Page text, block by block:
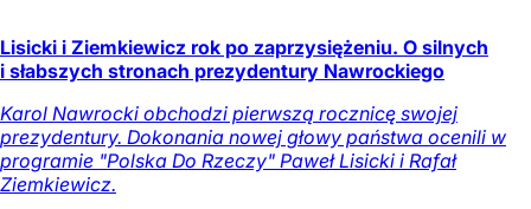
Lisicki i Ziemkiewicz rok po zaprzysiężeniu. O silnych
i słabszych stronach prezydentury Nawrockiego
Karol Nawrocki obchodzi pierwszą rocznicę swojej
prezydentury. Dokonania nowej głowy państwa ocenili w
programie "Polska Do Rzeczy" Paweł Lisicki i Rafał
Ziemkiewicz.